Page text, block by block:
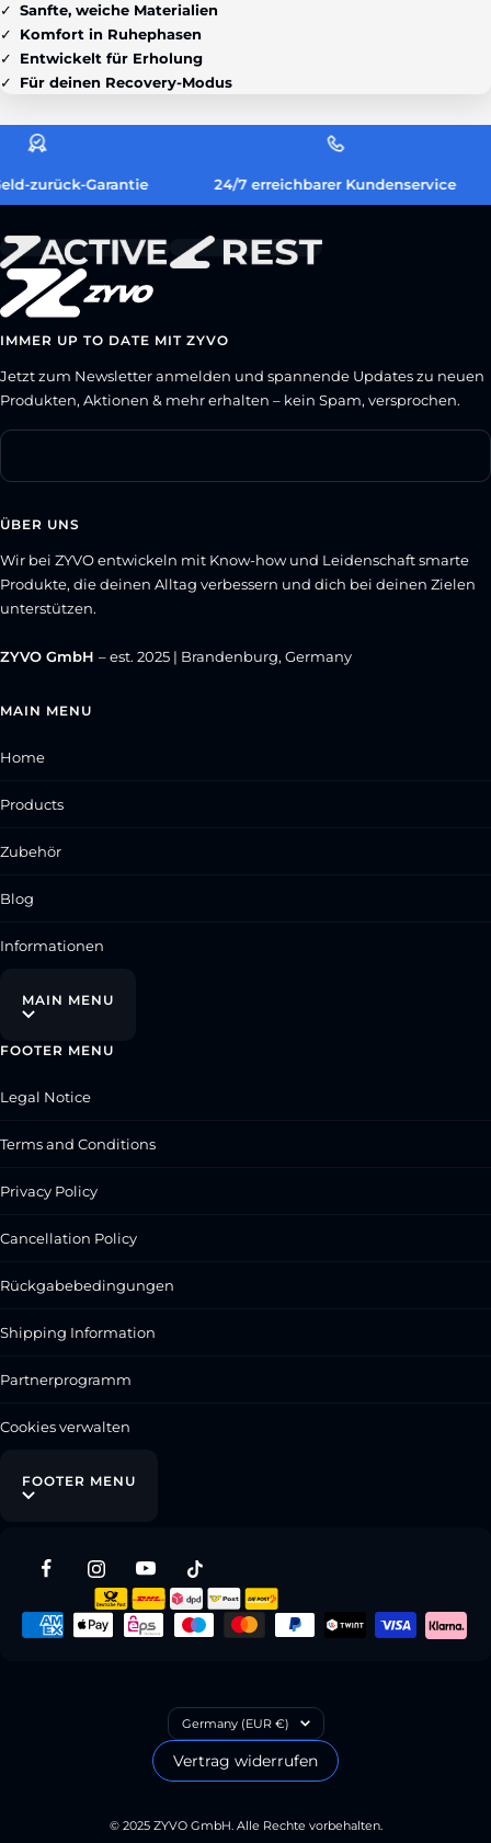
Sanfte, weiche Materialien
Komfort in Ruhephasen
Entwickelt für Erholung
Für deinen Recovery-Modus
zurück-Garantie 24/7 erreichbarer Kundenservice
IMMER UP TO DATE MIT ZYVO
Jetzt zum Newsletter anmelden und spannende Updates zu neuen
Produkten, Aktionen & mehr erhalten – kein Spam, versprochen.
ÜBER UNS
Wir bei ZYVO entwickeln mit Know-how und Leidenschaft smarte
Produkte, die deinen Alltag verbessern und dich bei deinen Zielen
unterstützen.
ZYVO GmbH – est. 2025 | Brandenburg, Germany
MAIN MENU
Home
Products
Zubehör
Blog
Informationen
MAIN MENU
FOOTER MENU
Legal Notice
Terms and Conditions
Privacy Policy
Cancellation Policy
Rückgabebedingungen
Shipping Information
Partnerprogramm
Cookies verwalten
FOOTER MENU
Country/region
Germany (EUR €)
Vertrag widerrufen
© 2025 ZYVO GmbH. Alle Rechte vorbehalten.